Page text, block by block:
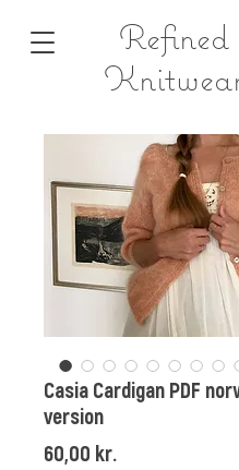
Refined
Casia Cardigan PDF
version
60,00 kr.Price